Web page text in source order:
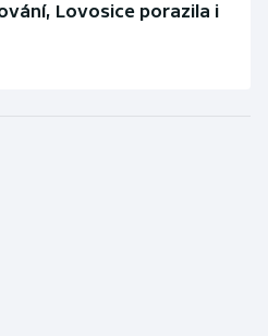
Lovosice porazila i